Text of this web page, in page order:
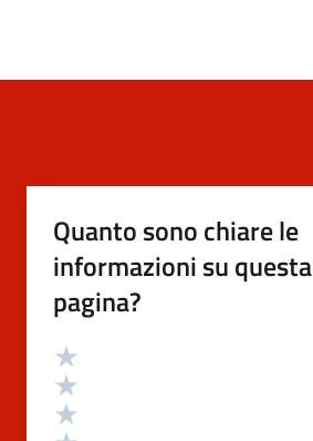
Quanto sono chiare le
informazioni su questa
pagina?
Valutazione